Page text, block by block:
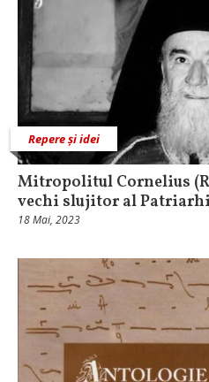
Repere și idei
Mitropolitul Cornelius
vechi slujitor al
18 Mai, 2023